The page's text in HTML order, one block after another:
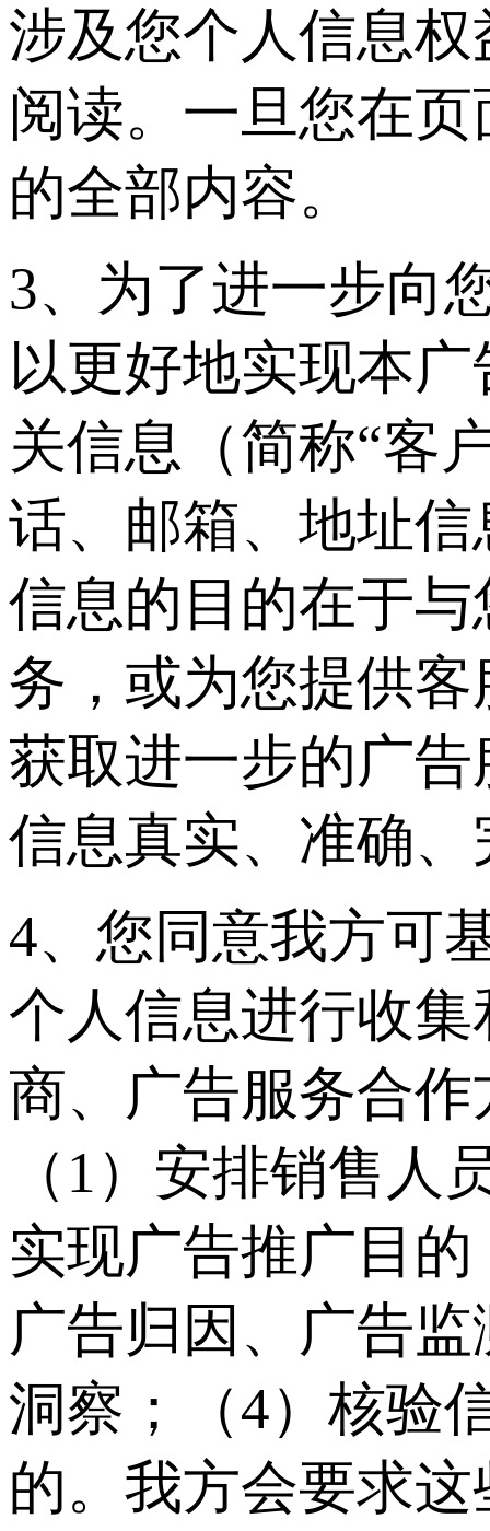
涉及您个人信息
阅读。一旦您在
的全部内容。
3、为了进一步向
以更好地实现本
关信息（简称“客
话、邮箱、地址
信息的目的在于
务，或为您提供
获取进一步的广
信息真实、准确
4、您同意我方可
个人信息进行收
商、广告服务合
（1）安排销售
实现广告推广目
广告归因、广告
洞察；（4）核验
的。我方会要求